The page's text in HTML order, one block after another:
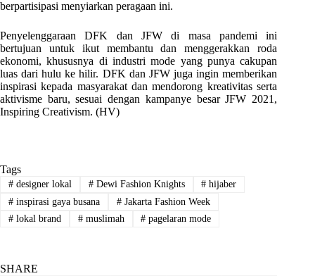
berpartisipasi menyiarkan peragaan ini.
Penyelenggaraan DFK dan JFW di masa pandemi ini
bertujuan untuk ikut membantu dan menggerakkan roda
ekonomi, khususnya di industri mode yang punya cakupan
luas dari hulu ke hilir. DFK dan JFW juga ingin memberikan
inspirasi kepada masyarakat dan mendorong kreativitas serta
aktivisme baru, sesuai dengan kampanye besar JFW 2021,
Inspiring Creativism. (HV)
Tags
#designer lokal #Dewi Fashion Knights # hijaber
#inspirasi gaya busana #Jakarta Fashion Week
#lokal brand #muslimah # pagelaran mode
SHARE